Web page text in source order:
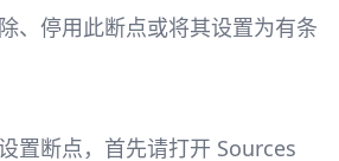
、停用此断点或将其设置为有条
置断点，首先请打开 Sources